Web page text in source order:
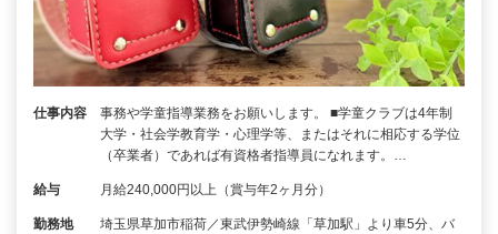
仕事内容
事務や学童指導業務をお願いします。 ■学童クラブは4年制
大学・社会学教育学・心理学等、またはそれに相応する学位
（卒業者）であれば有資格者指導員になれます。…
給与 月給240,000円以上（賞与年2ヶ月分）
勤務地
埼玉県草加市稲荷／東武伊勢崎線「草加駅」より車5分、バ